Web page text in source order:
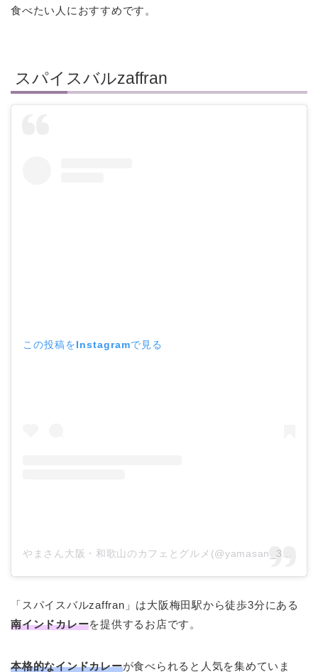
食べたい人におすすめです。
スパイスバルzaffran
この投稿をInstagramで見る
「スパイスバルzaffran」は大阪梅田駅から徒歩3分にある
南インドカレーを提供するお店です。
本格的なインドカレーが食べられると人気を集めていま